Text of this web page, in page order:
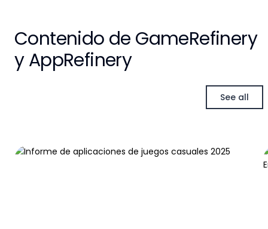
Contenido de GameRefinery
y AppRefinery
See all